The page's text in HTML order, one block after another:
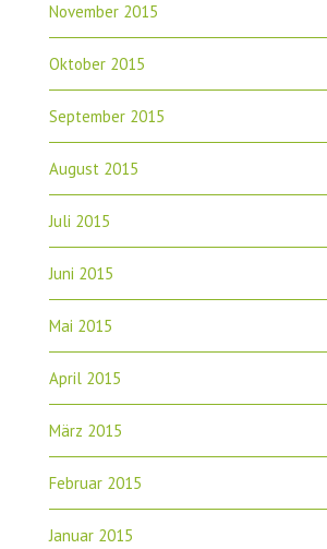
November 2015
Oktober 2015
September 2015
August 2015
Juli 2015
Juni 2015
Mai 2015
April 2015
März 2015
Februar 2015
Januar 2015